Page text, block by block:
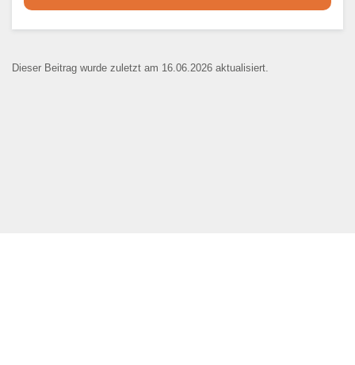
Kontaktaufnahme und ist nicht
Dieser Beitrag wurde zuletzt am 16.06.2026 aktualisiert.